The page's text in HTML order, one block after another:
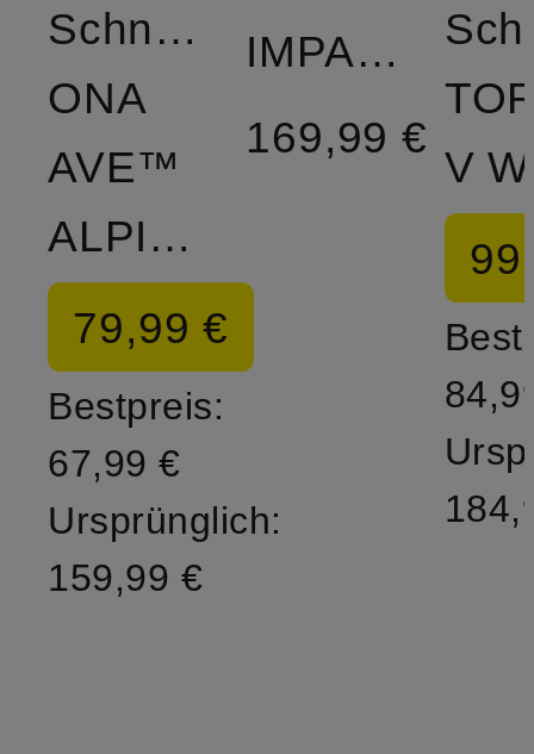
Schnürboots
ONA
AVE™
ALPINE
79,99 €
Bestpreis:
67,99 €
Ursprünglich:
159,99 €
IMPACT
169,99 €
V